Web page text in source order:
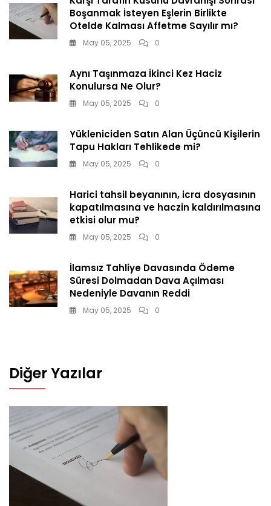
Boşanmak İsteyen Eşlerin Birlikte
Otelde Kalması Affetme Sayılır mı?
May 05, 2025 0
Aynı Taşınmaza İkinci Kez Haciz
Konulursa Ne Olur?
May 05, 2025 0
Yükleniciden Satın Alan Üçüncü Kişilerin
Tapu Hakları Tehlikede mi?
May 05, 2025 0
Harici tahsil beyanının, icra dosyasının
kapatılmasına ve haczin kaldırılmasına
etkisi olur mu?
May 05, 2025 0
İlamsız Tahliye Davasında Ödeme
Süresi Dolmadan Dava Açılması
Nedeniyle Davanın Reddi
May 05, 2025 0
Diğer Yazılar